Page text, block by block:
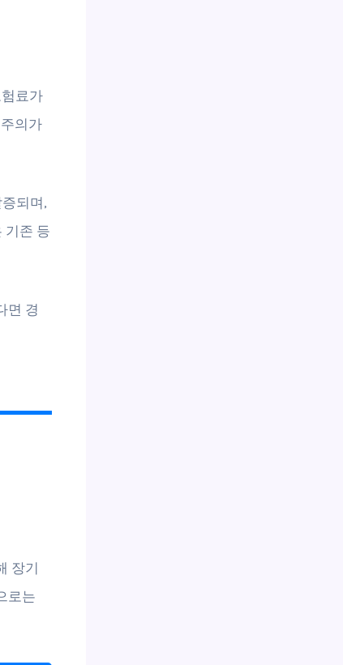
료가
의가
되며,
기존 등
면 경
장기
로는